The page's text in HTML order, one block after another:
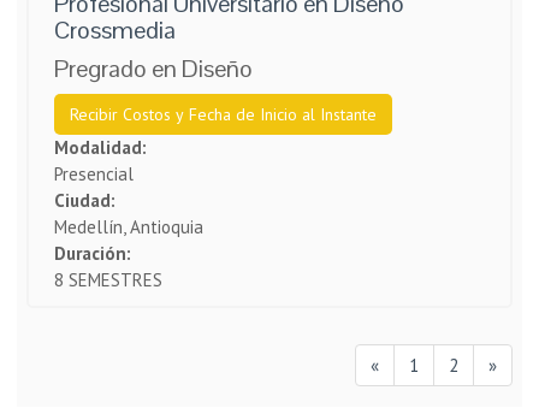
Crossmedia
Pregrado en Diseño
Recibir Costos y Fecha de Inicio al Instante
Modalidad:
Presencial
Ciudad:
Medellín, Antioquia
Duración:
8 SEMESTRES
« 1 2 »